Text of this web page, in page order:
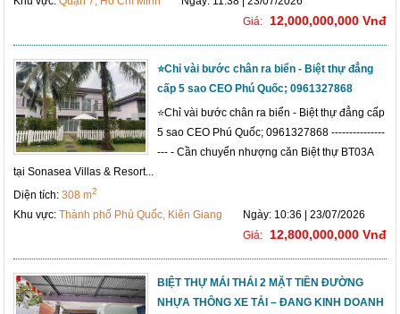
Giá:
12,000,000,000 Vnđ
⭐️Chỉ vài bước chân ra biển - Biệt thự đẳng
cấp 5 sao CEO Phú Quốc; 0961327868
⭐️Chỉ vài bước chân ra biển - Biệt thự đẳng cấp
5 sao CEO Phú Quốc; 0961327868 ---------------
--- - Cần chuyển nhượng căn Biệt thự BT03A
tại Sonasea Villas & Resort...
Diện tích:308 m2
Khu vực:Thành phố Phú Quốc, Kiên Giang
Ngày: 10:36 | 23/07/2026
Giá:
12,800,000,000 Vnđ
BIỆT THỰ MÁI THÁI 2 MẶT TIỀN ĐƯỜNG
NHỰA THÔNG XE TẢI – ĐANG KINH DOANH